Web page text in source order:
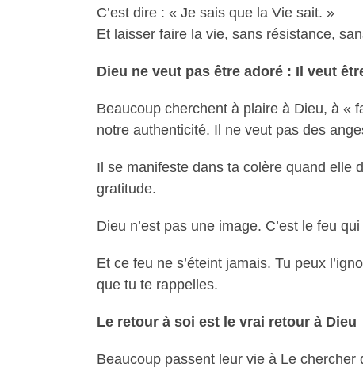
C’est dire : « Je sais que la Vie sait. »
Et laisser faire la vie, sans résistance,
Dieu ne veut pas être adoré : Il veut
Beaucoup cherchent à plaire à Dieu, à «
notre authenticité. Il ne veut pas des
Il se manifeste dans ta colère quand elle
gratitude.
Dieu n’est pas une image. C’est le feu
Et ce feu ne s’éteint jamais. Tu peux
que tu te rappelles.
Le retour à soi est le vrai retour à Dieu
Beaucoup passent leur vie à Le